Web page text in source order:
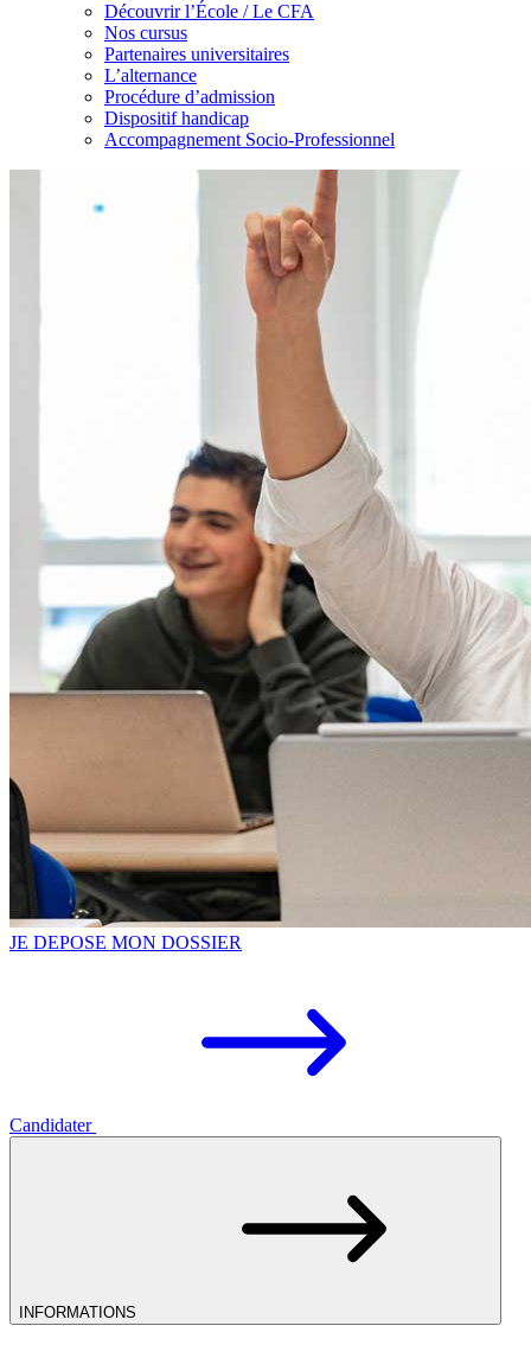
Découvrir l’École / Le CFA
Nos cursus
Partenaires universitaires
L’alternance
Procédure d’admission
Dispositif handicap
Accompagnement Socio-Professionnel
JE DEPOSE MON DOSSIER
Candidater
INFORMATIONS